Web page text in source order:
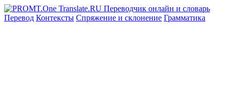
Перевод Контексты Спряжение и склонение Грамматика